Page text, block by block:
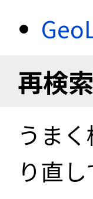
再検索
うま
り直し